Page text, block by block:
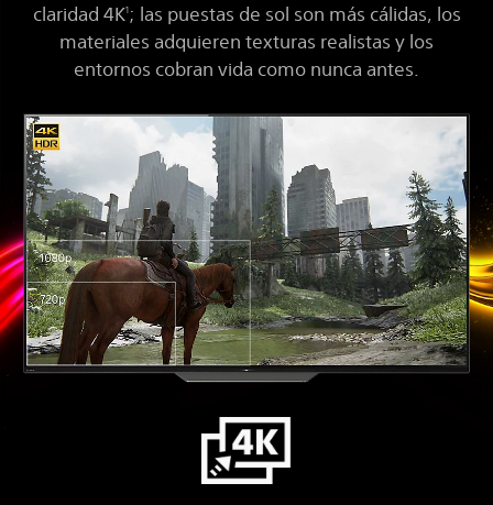
claridad 4K1; las puestas de sol son más cálidas, los
materiales adquieren texturas realistas y los
entornos cobran vida como nunca antes.